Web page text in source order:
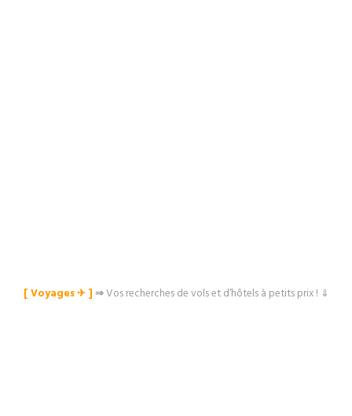
[ Voyages ✈︎ ]⇒Vos recherches de vols et d’hôtels à petits prix ! ⇓